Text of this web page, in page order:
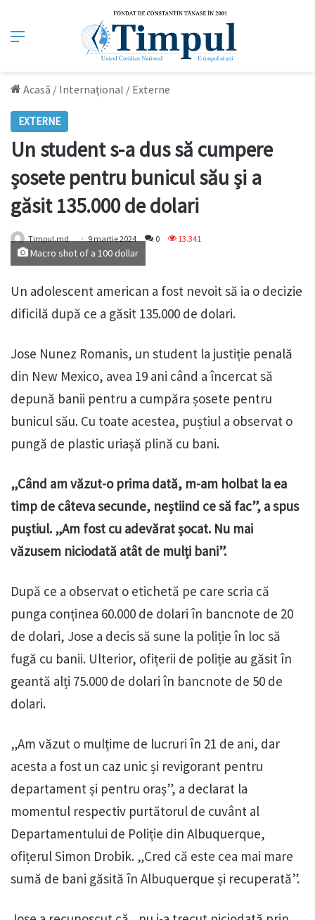
Meniu
Acasă / Internațional / Externe
EXTERNE
Un student s-a dus să cumpere
șosete pentru bunicul său și a
găsit 135.000 de dolari
Timpul.md 9 martie 2024 0 13.341
Macro shot of a 100 dollar
Un adolescent american a fost nevoit să ia o decizie
dificilă după ce a găsit 135.000 de dolari.
Jose Nunez Romanis, un student la justiție penală
din New Mexico, avea 19 ani când a încercat să
depună banii pentru a cumpăra șosete pentru
bunicul său. Cu toate acestea, puștiul a observat o
pungă de plastic uriașă plină cu bani.
„Când am văzut-o prima dată, m-am holbat la ea
timp de câteva secunde, neștiind ce să fac”, a spus
puștiul. „Am fost cu adevărat șocat. Nu mai
văzusem niciodată atât de mulți bani”.
După ce a observat o etichetă pe care scria că
punga conținea 60.000 de dolari în bancnote de 20
de dolari, Jose a decis să sune la poliție în loc să
fugă cu banii. Ulterior, ofițerii de poliție au găsit în
geantă alți 75.000 de dolari în bancnote de 50 de
dolari.
„Am văzut o mulțime de lucruri în 21 de ani, dar
acesta a fost un caz unic și revigorant pentru
departament și pentru oraș”, a declarat la
momentul respectiv purtătorul de cuvânt al
Departamentului de Poliție din Albuquerque,
ofițerul Simon Drobik. „Cred că este cea mai mare
sumă de bani găsită în Albuquerque și recuperată”.